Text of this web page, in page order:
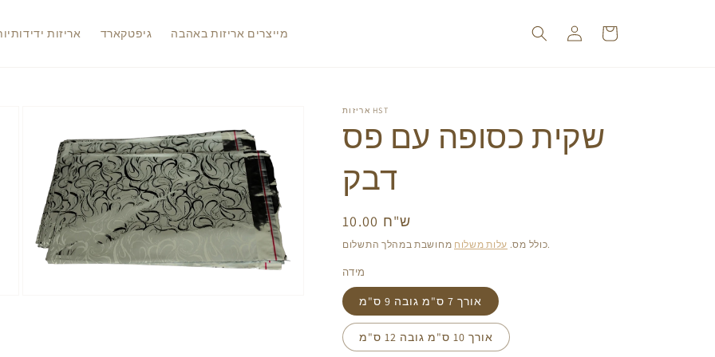
אריזות גיפטקארד מייצרים אריזות באהבה התחברות עגלה
אריזות HST
שקית כסופה עם פס
דבק
מחיר
רגיל
10.00 ש"ח
כולל מס. עלות משלוח מחושבת במהלך התשלום.
מידה
אורך 7 ס"מ גובה 9 ס"מ
אורך 10 ס"מ גובה 12 ס"מ